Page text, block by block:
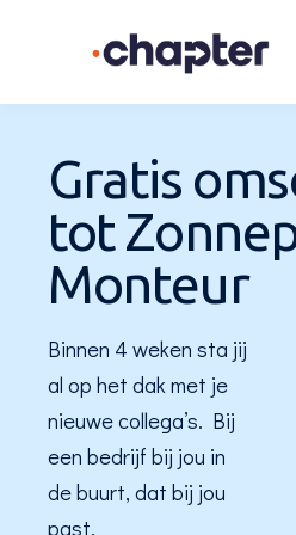
WhatsApp
Gratis
tot
Monteur
Binnen 4 weken sta jij
al op het dak met je
nieuwe collega’s. Bij
een bedrijf bij jou in
de buurt, dat bij jou
past.